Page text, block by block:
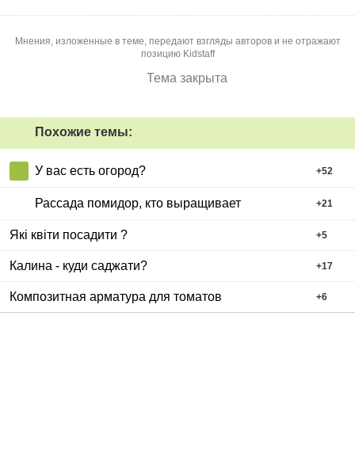
Мнения, изложенные в теме, передают взгляды авторов и не отражают
позицию Kidstaff
Тема закрыта
Похожие темы:
У вас есть огород? +52
Рассада помидор, кто выращивает +21
Які квіти посадити ? +5
Калина - куди саджати? +17
Композитная арматура для томатов +6